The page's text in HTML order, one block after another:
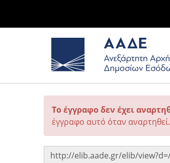
Το έγγραφο δεν έχει
έγγραφο αυτό όταν αναρτηθεί.